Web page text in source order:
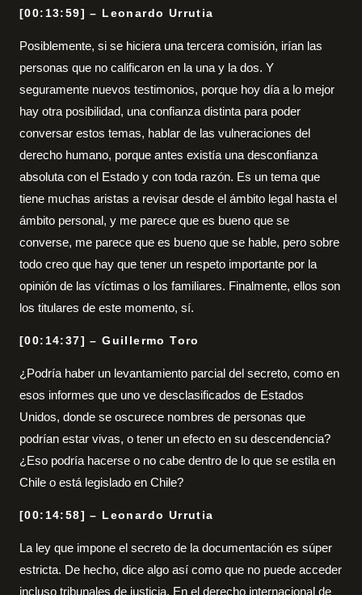
[00:13:59] – Leonardo Urrutia
Posiblemente, si se hiciera una tercera comisión, irían las
personas que no calificaron en la una y la dos. Y
seguramente nuevos testimonios, porque hoy día a lo mejor
hay otra posibilidad, una confianza distinta para poder
conversar estos temas, hablar de las vulneraciones del
derecho humano, porque antes existía una desconfianza
absoluta con el Estado y con toda razón. Es un tema que
tiene muchas aristas a revisar desde el ámbito legal hasta el
ámbito personal, y me parece que es bueno que se
converse, me parece que es bueno que se hable, pero sobre
todo creo que hay que tener un respeto importante por la
opinión de las víctimas o los familiares. Finalmente, ellos son
los titulares de este momento, sí.
[00:14:37] – Guillermo Toro
¿Podría haber un levantamiento parcial del secreto, como en
esos informes que uno ve desclasificados de Estados
Unidos, donde se oscurece nombres de personas que
podrían estar vivas, o tener un efecto en su descendencia?
¿Eso podría hacerse o no cabe dentro de lo que se estila en
Chile o está legislado en Chile?
[00:14:58] – Leonardo Urrutia
La ley que impone el secreto de la documentación es súper
estricta. De hecho, dice algo así como que no puede acceder
incluso tribunales de justicia. En el derecho internacional de